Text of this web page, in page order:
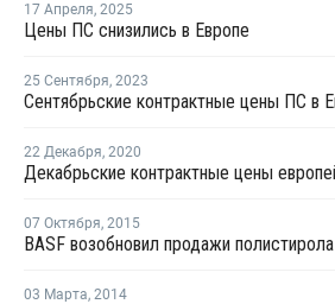
17 Апреля, 2025
Цены ПС снизились в Европе
25 Сентября, 2023
Сентябрьские контрактные цены ПС в
22 Декабря, 2020
07 Октября, 2015
BASF возобновил продажи
03 Марта, 2014